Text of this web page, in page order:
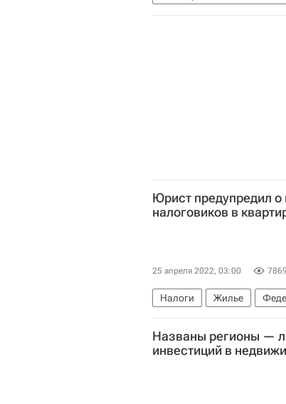
Юрист предупредил о
налоговиков в
25 апреля 2022, 03:00
Налоги Жилье
Названы регионы —
инвестиций в